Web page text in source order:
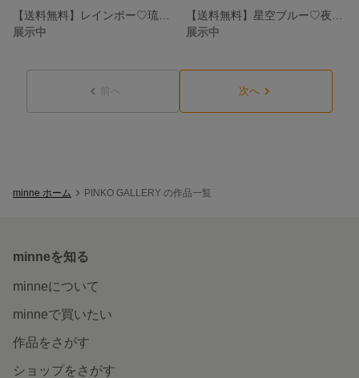
展示中
展示中
前へ 次へ
minne ホーム PINKO GALLERY の作品一覧
minneを知る
minneについて
minneで買いたい
作品をさがす
ショップをさがす